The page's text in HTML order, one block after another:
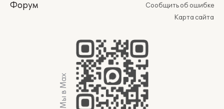
Форум
Сообщить об ошибке
Карта сайта
Мы в Max